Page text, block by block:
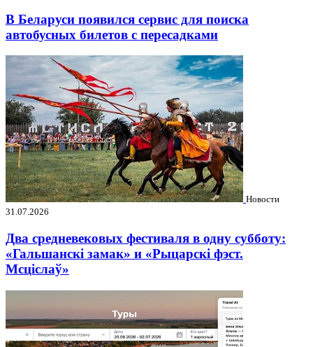
В Беларуси появился сервис для поиска
автобусных билетов с пересадками
Новости
31.07.2026
Два средневековых фестиваля в одну субботу:
«Гальшанскі замак» и «Рыцарскі фэст.
Мсціслаў»